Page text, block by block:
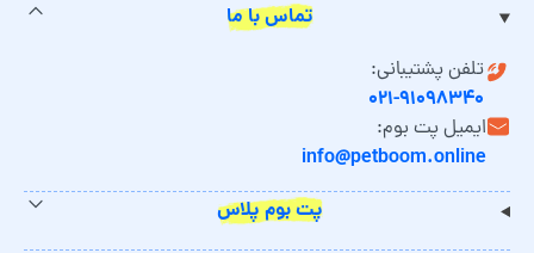
تماس با ما
تلفن پشتیبانی:
۰۲۱-۹۱۰۹۸۳۴۰
ایمیل پت بوم:
info@petboom.online
پت بوم پلاس